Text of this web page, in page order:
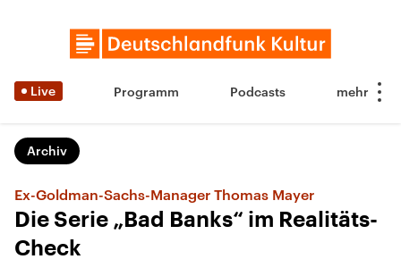
Live Programm Podcasts
Archiv
Ex-Goldman-Sachs-Manager Thomas Mayer
Die Serie „Bad Banks“ im Realitäts-
Check